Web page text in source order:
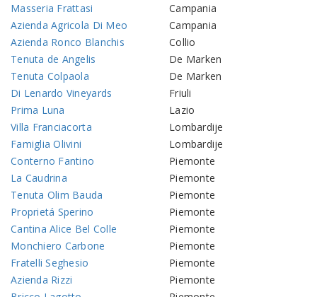
Masseria Frattasi
Campania
Azienda Agricola Di Meo
Campania
Azienda Ronco Blanchis
Collio
Tenuta de Angelis
De Marken
Tenuta Colpaola
De Marken
Di Lenardo Vineyards
Friuli
Prima Luna
Lazio
Villa Franciacorta
Lombardije
Famiglia Olivini
Lombardije
Conterno Fantino
Piemonte
La Caudrina
Piemonte
Tenuta Olim Bauda
Piemonte
Proprietá Sperino
Piemonte
Cantina Alice Bel Colle
Piemonte
Monchiero Carbone
Piemonte
Fratelli Seghesio
Piemonte
Azienda Rizzi
Piemonte